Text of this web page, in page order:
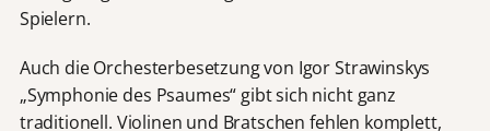
Spielern.
Auch die Orchesterbesetzung von Igor Strawinskys
„Symphonie des Psaumes“ gibt sich nicht ganz
traditionell. Violinen und Bratschen fehlen komplett,